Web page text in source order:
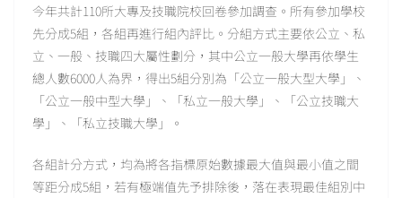
今年共計110所大專及技職院校回卷參加調查。所有參加學校
先分成5組，各組再進行組內評比。分組方式主要依公立、私
立、一般、技職四大屬性劃分，其中公立一般大學再依學生
總人數6000人為界，得出5組分別為「公立一般大型大學」、
「公立一般中型大學」、「私立一般大學」、「公立技職大
學」、「私立技職大學」。
各組計分方式，均為將各指標原始數據最大值與最小值之間
等距分成5組，若有極端值先予排除後，落在表現最佳組別中